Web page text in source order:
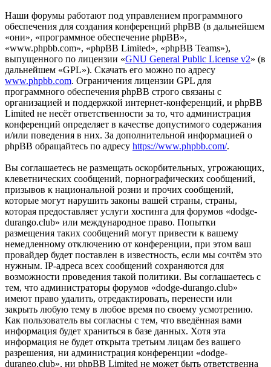
Наши форумы работают под управлением программного
обеспечения для создания конференций phpBB (в дальнейшем
«они», «программное обеспечение phpBB»,
«www.phpbb.com», «phpBB Limited», «phpBB Teams»),
выпущенного по лицензии «GNU General Public License v2» (в
дальнейшем «GPL»). Скачать его можно по адресу
www.phpbb.com. Ограничения лицензии GPL для
программного обеспечения phpBB строго связаны с
организацией и поддержкой интернет-конференций, и phpBB
Limited не несёт ответственности за то, что администрация
конференций определяет в качестве допустимого содержания
и/или поведения в них. За дополнительной информацией о
phpBB обращайтесь по адресу https://www.phpbb.com/.
Вы соглашаетесь не размещать оскорбительных, угрожающих,
клеветнических сообщений, порнографических сообщений,
призывов к национальной розни и прочих сообщений,
которые могут нарушить законы вашей страны, страны,
которая предоставляет услуги хостинга для форумов «dodge-
durango.club» или международное право. Попытки
размещения таких сообщений могут привести к вашему
немедленному отключению от конференции, при этом ваш
провайдер будет поставлен в известность, если мы сочтём это
нужным. IP-адреса всех сообщений сохраняются для
возможности проведения такой политики. Вы соглашаетесь с
тем, что администраторы форумов «dodge-durango.club»
имеют право удалить, отредактировать, перенести или
закрыть любую тему в любое время по своему усмотрению.
Как пользователь вы согласны с тем, что введённая вами
информация будет храниться в базе данных. Хотя эта
информация не будет открыта третьим лицам без вашего
разрешения, ни администрация конференции «dodge-
durango.club», ни phpBB Limited не может быть ответственна